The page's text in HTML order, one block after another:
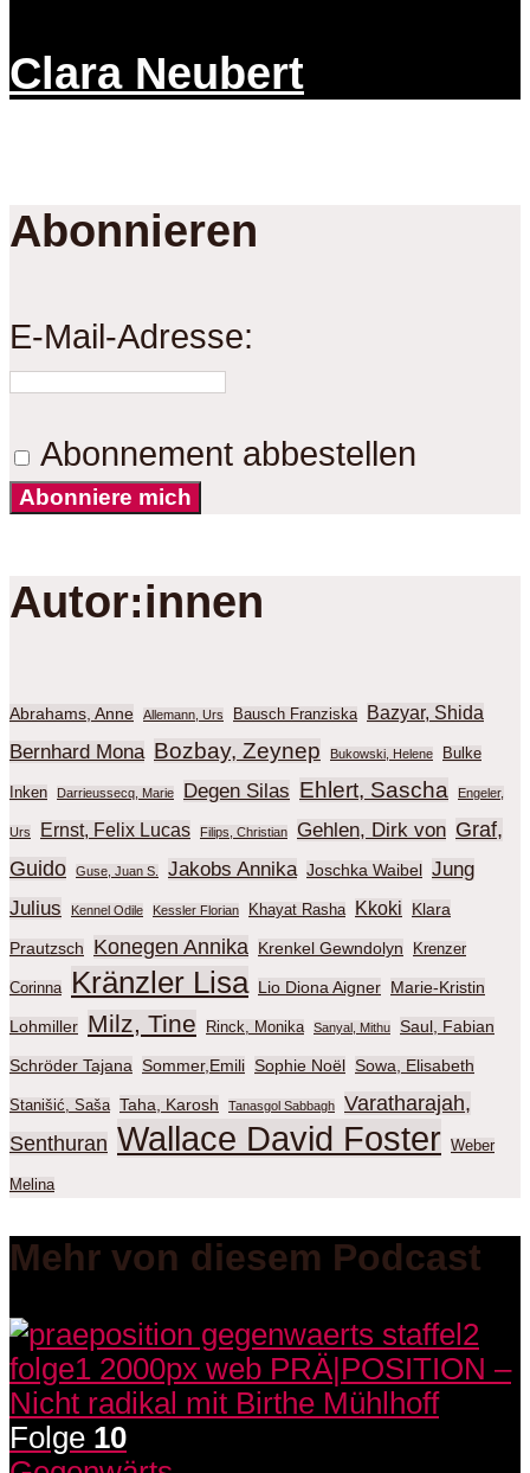
Clara Neubert
Abonnieren
E-Mail-Adresse:
Abonnement abbestellen
Abonniere mich
Autor:innen
Abrahams, Anne Allemann, Urs Bausch Franziska Bazyar, Shida
Bernhard Mona Bozbay, Zeynep Bukowski, Helene Bulke
Inken Darrieussecq, Marie Degen Silas Ehlert, Sascha Engeler,
Urs Ernst, Felix Lucas Filips, Christian Gehlen, Dirk von Graf,
Guido
Guse, Juan S. Jakobs Annika Joschka Waibel Jung
Julius
Kennel Odile Kessler Florian Khayat Rasha Kkoki Klara
Prautzsch Konegen Annika Krenkel Gewndolyn Krenzer
Corinna Kränzler Lisa Lio Diona Aigner Marie-Kristin
Lohmiller Milz, Tine Rinck, Monika Sanyal, Mithu Saul, Fabian
Schröder Tajana Sommer,Emili Sophie Noël Sowa, Elisabeth
Stanišić, Saša Taha, Karosh Tanasgol Sabbagh
Varatharajah,
Senthuran Wallace David Foster Weber
Melina
Mehr von diesem Podcast
Folge 10